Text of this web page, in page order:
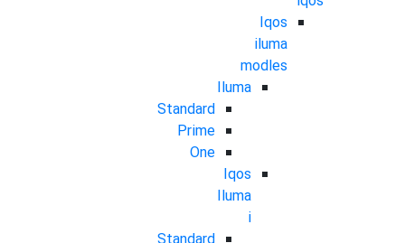
Iqos
iluma
modles
Iluma
Standard
Prime
One
Iqos
Iluma
i